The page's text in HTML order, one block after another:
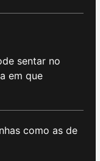
sentar no
em que
como as de